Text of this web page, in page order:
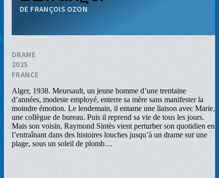
FRANÇOIS OZON
DRAME
2025
FRANCE
Alger, 1938. Meursault, un jeune homme d’une trentaine
d’années, modeste employé, enterre sa mère sans manifester la
moindre émotion. Le lendemain, il entame une liaison avec Marie,
une collègue de bureau. Puis il reprend sa vie de tous les jours.
Mais son voisin, Raymond Sintès vient perturber son quotidien en
l’entraînant dans des histoires louches jusqu’à un drame sur une
plage, sous un soleil de plomb…